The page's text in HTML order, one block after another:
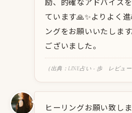
ています🙏✨よりよく
ングをお願いいたしま
ございました。
（出典：LINE占い - 歩 レビュー
ヒーリングお願い致し